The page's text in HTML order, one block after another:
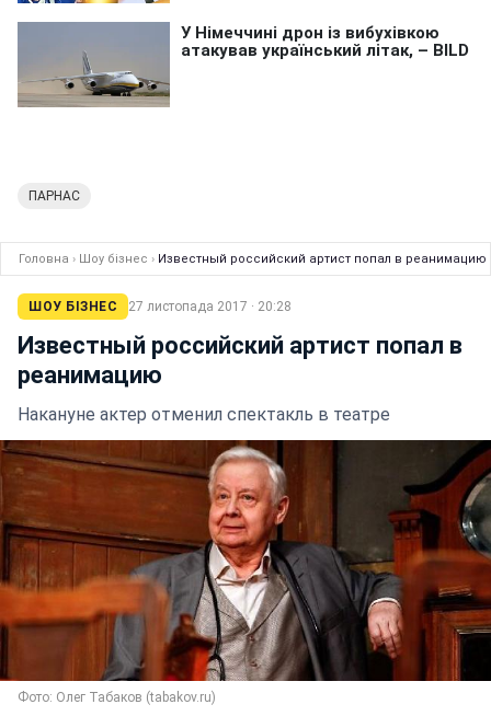
ПАРНАС
Головна › Шоу бізнес › Известный российский артист попал в реанимацию
ШОУ БІЗНЕС 27 листопада 2017 · 20:28
Известный российский артист попал в
реанимацию
Накануне актер отменил спектакль в театре
Фото: Олег Табаков (tabakov.ru)